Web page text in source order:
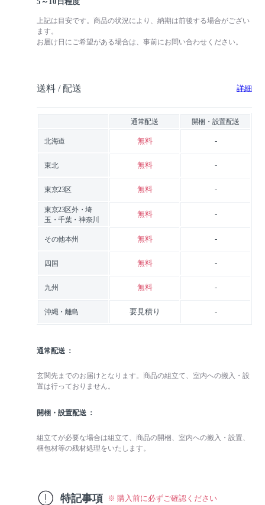
上記は目安です。商品の状況により、納期は前後する場合がござい
ます。
お届け日にご希望がある場合は、事前にお問い合わせください。
送料 / 配送 詳細
通常配送 開梱・設置配送
北海道 無料 -
東北 無料 -
東京23区 無料 -
東京23区外・埼
玉・千葉・神奈川
無料 -
その他本州 無料 -
四国 無料 -
九州 無料 -
沖縄・離島 要見積り -
通常配送
玄関先までのお届けとなります。商品の組立て、室内への搬入・設
置は行っておりません。
開梱・設置配送
組立てが必要な場合は組立て、商品の開梱、室内への搬入・設置、
梱包材等の残材処理をいたします。
特記事項 ※ 購入前に必ずご確認ください